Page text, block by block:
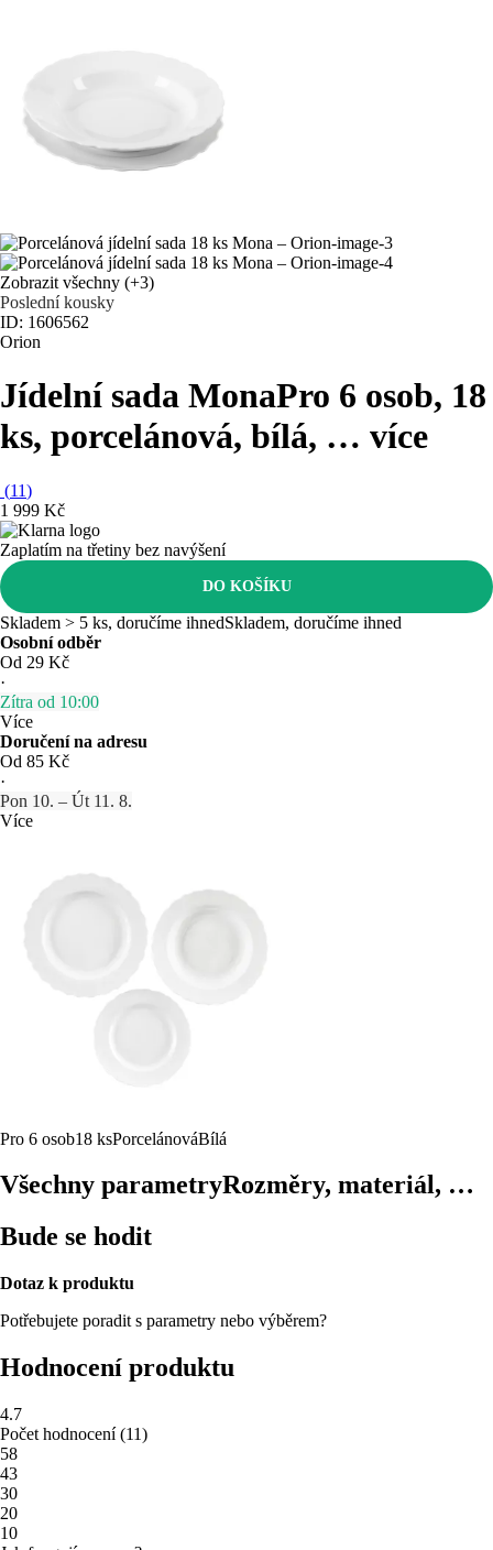
Zobrazit všechny (+3)
Poslední kousky
ID: 1606562
Orion
Jídelní sada MonaPro 6 osob, 18
ks, porcelánová, bílá, … více
(11)
1 999 Kč
Zaplatím na třetiny bez navýšení
DO KOŠÍKU
Skladem > 5 ks, doručíme ihnedSkladem, doručíme ihned
Osobní odběr
Od 29 Kč
·
Zítra od 10:00
Více
Doručení na adresu
Od 85 Kč
·
Pon 10. – Út 11. 8.
Více
Pro 6 osob18 ksPorcelánováBílá
Všechny parametryRozměry, materiál, …
Bude se hodit
Dotaz k produktu
Potřebujete poradit s parametry nebo výběrem?
Hodnocení produktu
4.7
Počet hodnocení(11)
58
43
30
20
10